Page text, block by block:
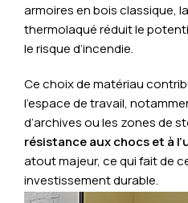
armoires en bois classique,
thermolaqué réduit le
le risque d’incendie.
Ce choix de matériau
l’espace de travail,
d’archives ou les zones de
résistance aux chocs et à
atout majeur, ce qui fait de
investissement durable.